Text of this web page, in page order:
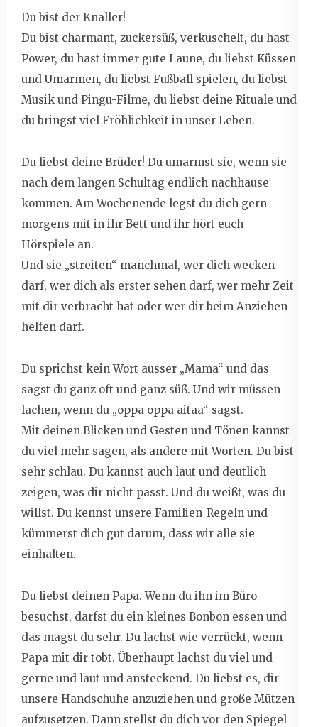
Du bist der Knaller!
Du bist charmant, zuckersüß, verkuschelt, du hast
Power, du hast immer gute Laune, du liebst Küssen
und Umarmen, du liebst Fußball spielen, du liebst
Musik und Pingu-Filme, du liebst deine Rituale und
du bringst viel Fröhlichkeit in unser Leben.
Du liebst deine Brüder! Du umarmst sie, wenn sie
nach dem langen Schultag endlich nachhause
kommen. Am Wochenende legst du dich gern
morgens mit in ihr Bett und ihr hört euch
Hörspiele an.
Und sie „streiten“ manchmal, wer dich wecken
darf, wer dich als erster sehen darf, wer mehr Zeit
mit dir verbracht hat oder wer dir beim Anziehen
helfen darf.
Du sprichst kein Wort ausser „Mama“ und das
sagst du ganz oft und ganz süß. Und wir müssen
lachen, wenn du „oppa oppa aitaa“ sagst.
Mit deinen Blicken und Gesten und Tönen kannst
du viel mehr sagen, als andere mit Worten. Du bist
sehr schlau. Du kannst auch laut und deutlich
zeigen, was dir nicht passt. Und du weißt, was du
willst. Du kennst unsere Familien-Regeln und
kümmerst dich gut darum, dass wir alle sie
einhalten.
Du liebst deinen Papa. Wenn du ihn im Büro
besuchst, darfst du ein kleines Bonbon essen und
das magst du sehr. Du lachst wie verrückt, wenn
Papa mit dir tobt. Überhaupt lachst du viel und
gerne und laut und ansteckend. Du liebst es, dir
unsere Handschuhe anzuziehen und große Mützen
aufzusetzen. Dann stellst du dich vor den Spiegel